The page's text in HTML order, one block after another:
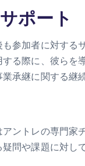
ポート
参加者に対する
る際に、彼らを
承継に関する継
ントレの専門家
問や課題に対し